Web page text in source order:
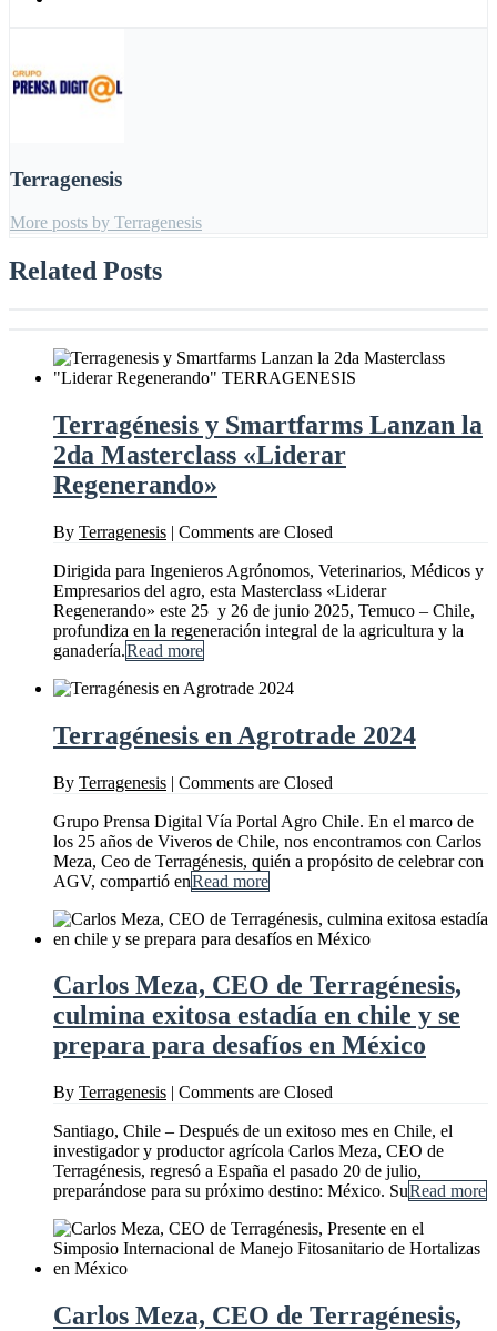
Terragenesis
More posts by Terragenesis
Related Posts
Terragénesis y Smartfarms Lanzan la
2da Masterclass «Liderar
Regenerando»
By Terragenesis | Comments are Closed
Dirigida para Ingenieros Agrónomos, Veterinarios, Médicos y
Empresarios del agro, esta Masterclass «Liderar
Regenerando» este 25 y 26 de junio 2025, Temuco – Chile,
profundiza en la regeneración integral de la agricultura y la
ganadería.Read more
Terragénesis en Agrotrade 2024
By Terragenesis | Comments are Closed
Grupo Prensa Digital Vía Portal Agro Chile. En el marco de
los 25 años de Viveros de Chile, nos encontramos con Carlos
Meza, Ceo de Terragénesis, quién a propósito de celebrar con
AGV, compartió enRead more
Carlos Meza, CEO de Terragénesis,
culmina exitosa estadía en chile y se
prepara para desafíos en México
By Terragenesis | Comments are Closed
Santiago, Chile – Después de un exitoso mes en Chile, el
investigador y productor agrícola Carlos Meza, CEO de
Terragénesis, regresó a España el pasado 20 de julio,
preparándose para su próximo destino: México. SuRead more
Carlos Meza, CEO de Terragénesis,